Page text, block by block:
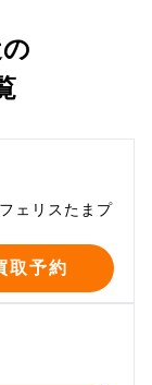
ェリスたまプ
取予約